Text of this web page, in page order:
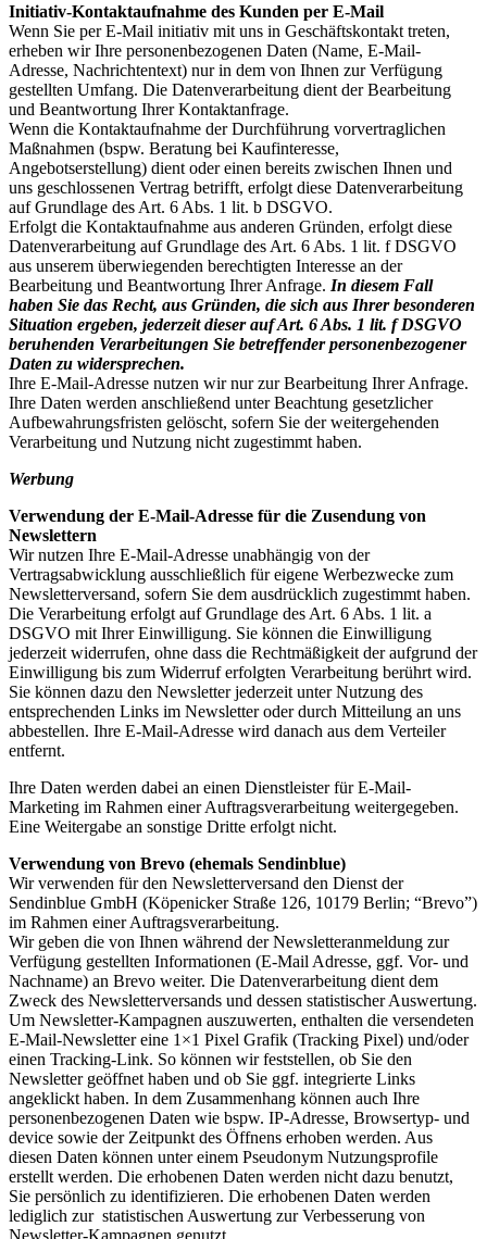
Initiativ-Kontaktaufnahme des Kunden per E-Mail
Wenn Sie per E-Mail initiativ mit uns in Geschäftskontakt treten,
erheben wir Ihre personenbezogenen Daten (Name, E-Mail-
Adresse, Nachrichtentext) nur in dem von Ihnen zur Verfügung
gestellten Umfang. Die Datenverarbeitung dient der Bearbeitung
und Beantwortung Ihrer Kontaktanfrage.
Wenn die Kontaktaufnahme der Durchführung vorvertraglichen
Maßnahmen (bspw. Beratung bei Kaufinteresse,
Angebotserstellung) dient oder einen bereits zwischen Ihnen und
uns geschlossenen Vertrag betrifft, erfolgt diese Datenverarbeitung
auf Grundlage des Art. 6 Abs. 1 lit. b DSGVO.
Erfolgt die Kontaktaufnahme aus anderen Gründen, erfolgt diese
Datenverarbeitung auf Grundlage des Art. 6 Abs. 1 lit. f DSGVO
aus unserem überwiegenden berechtigten Interesse an der
Bearbeitung und Beantwortung Ihrer Anfrage. In diesem Fall
haben Sie das Recht, aus Gründen, die sich aus Ihrer besonderen
Situation ergeben, jederzeit dieser auf Art. 6 Abs. 1 lit. f DSGVO
beruhenden Verarbeitungen Sie betreffender personenbezogener
Daten zu widersprechen.
Ihre E-Mail-Adresse nutzen wir nur zur Bearbeitung Ihrer Anfrage.
Ihre Daten werden anschließend unter Beachtung gesetzlicher
Aufbewahrungsfristen gelöscht, sofern Sie der weitergehenden
Verarbeitung und Nutzung nicht zugestimmt haben.
Werbung
Verwendung der E-Mail-Adresse für die Zusendung von
Newslettern
Wir nutzen Ihre E-Mail-Adresse unabhängig von der
Vertragsabwicklung ausschließlich für eigene Werbezwecke zum
Newsletterversand, sofern Sie dem ausdrücklich zugestimmt haben.
Die Verarbeitung erfolgt auf Grundlage des Art. 6 Abs. 1 lit. a
DSGVO mit Ihrer Einwilligung. Sie können die Einwilligung
jederzeit widerrufen, ohne dass die Rechtmäßigkeit der aufgrund der
Einwilligung bis zum Widerruf erfolgten Verarbeitung berührt wird.
Sie können dazu den Newsletter jederzeit unter Nutzung des
entsprechenden Links im Newsletter oder durch Mitteilung an uns
abbestellen. Ihre E-Mail-Adresse wird danach aus dem Verteiler
entfernt.
Ihre Daten werden dabei an einen Dienstleister für E-Mail-
Marketing im Rahmen einer Auftragsverarbeitung weitergegeben.
Eine Weitergabe an sonstige Dritte erfolgt nicht.
Verwendung von Brevo (ehemals Sendinblue)
Wir verwenden für den Newsletterversand den Dienst der
Sendinblue GmbH (Köpenicker Straße 126, 10179 Berlin; “Brevo”)
im Rahmen einer Auftragsverarbeitung.
Wir geben die von Ihnen während der Newsletteranmeldung zur
Verfügung gestellten Informationen (E-Mail Adresse, ggf. Vor- und
Nachname) an Brevo weiter. Die Datenverarbeitung dient dem
Zweck des Newsletterversands und dessen statistischer Auswertung.
Um Newsletter-Kampagnen auszuwerten, enthalten die versendeten
E-Mail-Newsletter eine 1×1 Pixel Grafik (Tracking Pixel) und/oder
einen Tracking-Link. So können wir feststellen, ob Sie den
Newsletter geöffnet haben und ob Sie ggf. integrierte Links
angeklickt haben. In dem Zusammenhang können auch Ihre
personenbezogenen Daten wie bspw. IP-Adresse, Browsertyp- und
device sowie der Zeitpunkt des Öffnens erhoben werden. Aus
diesen Daten können unter einem Pseudonym Nutzungsprofile
erstellt werden. Die erhobenen Daten werden nicht dazu benutzt,
Sie persönlich zu identifizieren. Die erhobenen Daten werden
lediglich zur statistischen Auswertung zur Verbesserung von
Newsletter-Kampagnen genutzt.